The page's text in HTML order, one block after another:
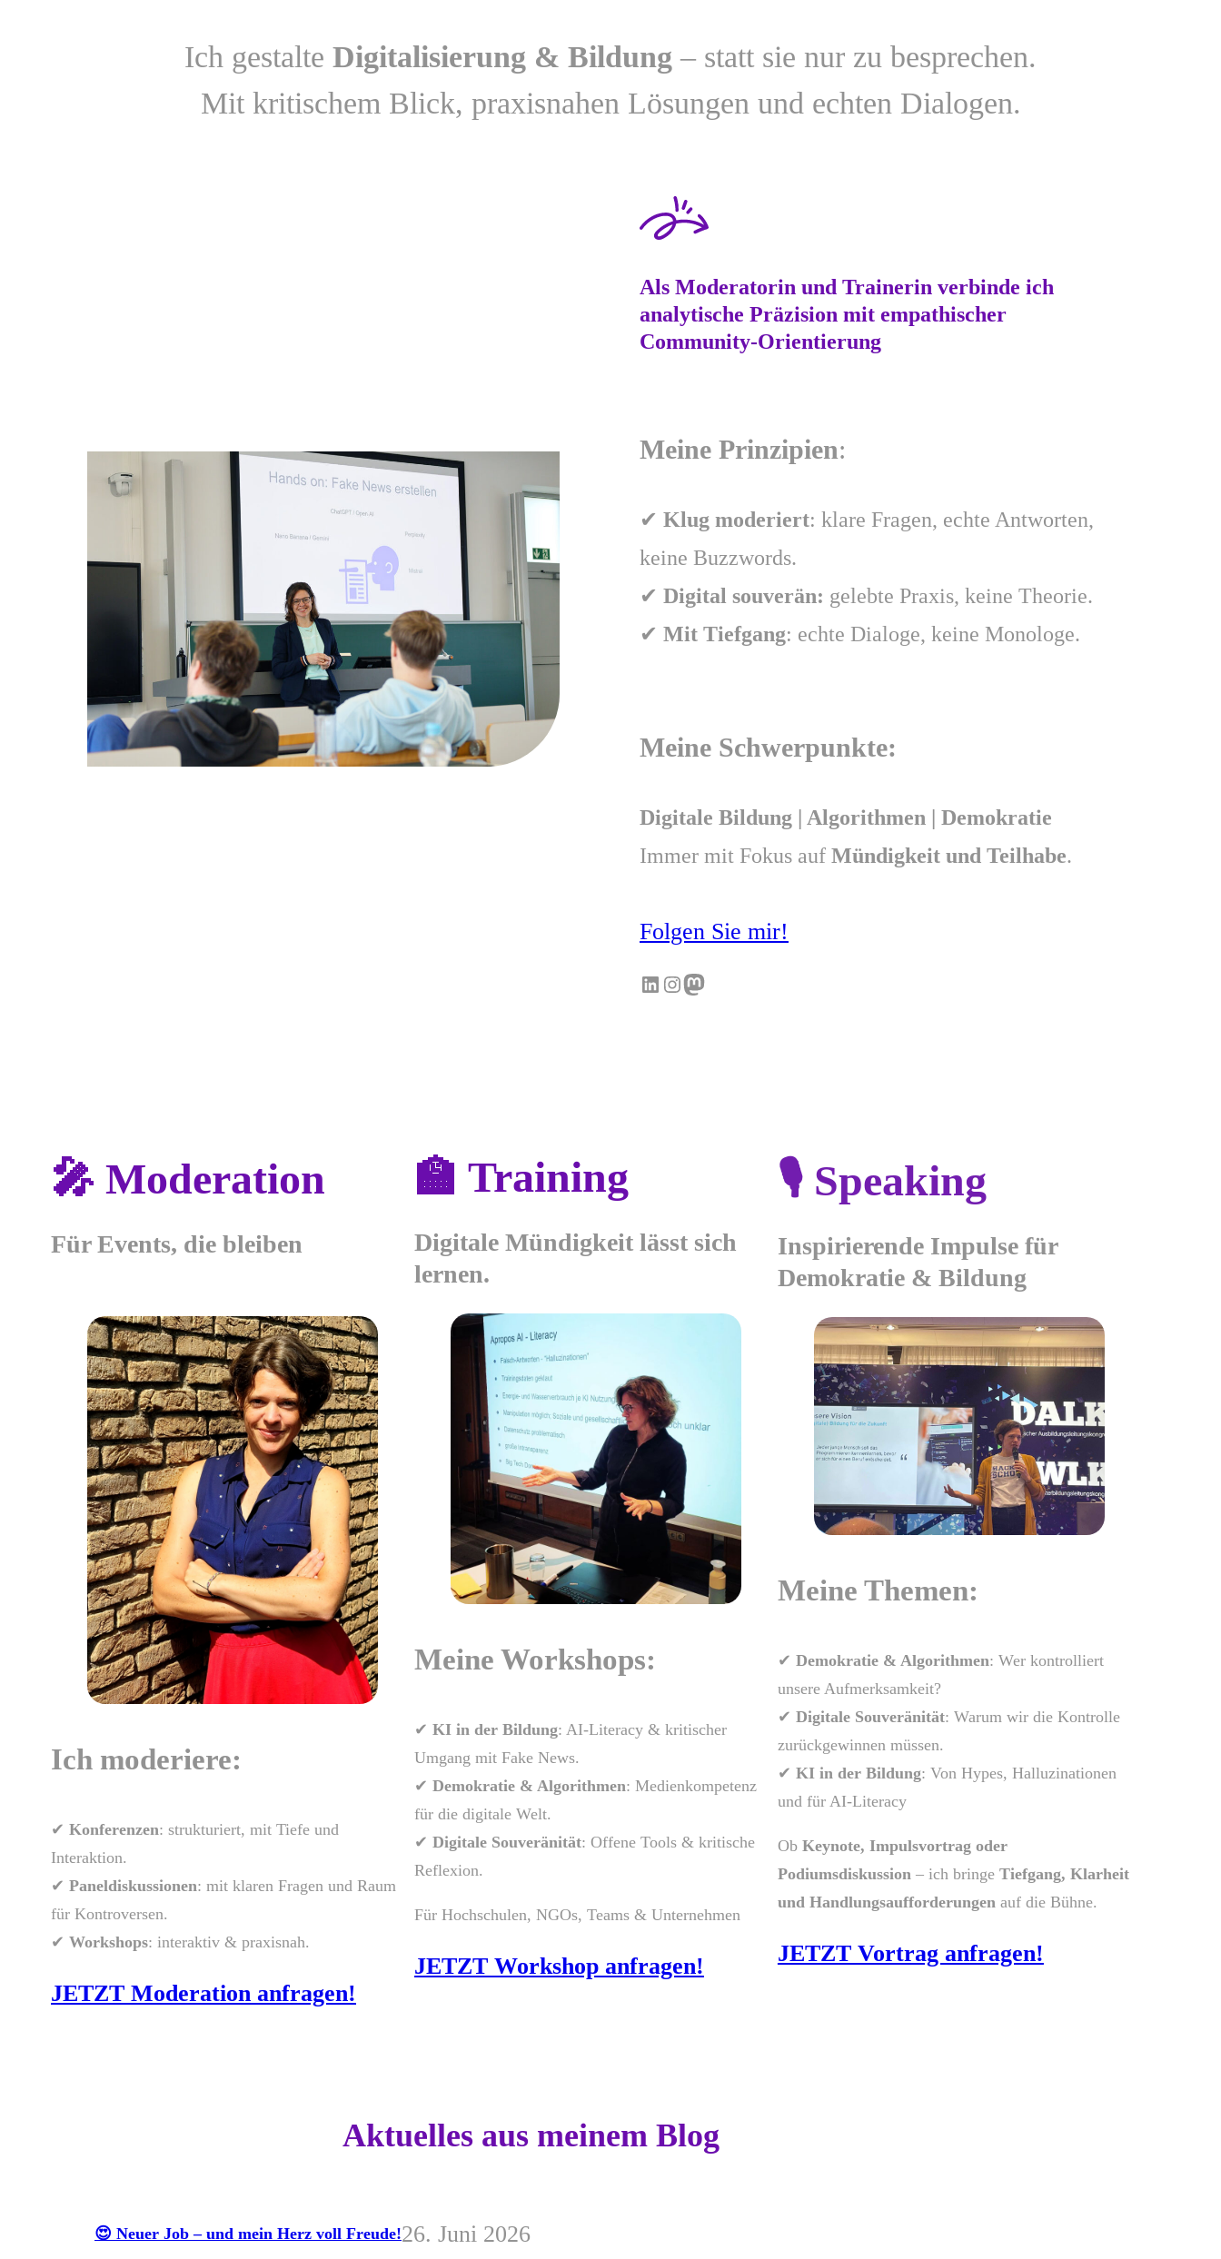
Ich gestalte Digitalisierung & Bildung – statt sie nur zu besprechen.
Mit kritischem Blick, praxisnahen Lösungen und echten Dialogen.
Als Moderatorin und Trainerin verbinde ich
analytische Präzision mit empathischer
Community-Orientierung
Meine Prinzipien:
✔ Klug moderiert: klare Fragen, echte Antworten,
keine Buzzwords.
✔ Digital souverän: gelebte Praxis, keine Theorie.
✔ Mit Tiefgang: echte Dialoge, keine Monologe.
Meine Schwerpunkte:
Digitale Bildung | Algorithmen | Demokratie
Immer mit Fokus auf Mündigkeit und Teilhabe.
Folgen Sie mir!
LinkedIn Instagram Mastodon
🎤 Moderation
Für Events, die bleiben
Ich moderiere:
✔ Konferenzen: strukturiert, mit Tiefe und
Interaktion.
✔ Paneldiskussionen: mit klaren Fragen und Raum
für Kontroversen.
✔ Workshops: interaktiv & praxisnah.
JETZT Moderation anfragen!
🏫 Training
Digitale Mündigkeit lässt sich
lernen.
Meine Workshops:
✔ KI in der Bildung: AI-Literacy & kritischer
Umgang mit Fake News.
✔ Demokratie & Algorithmen: Medienkompetenz
für die digitale Welt.
✔ Digitale Souveränität: Offene Tools & kritische
Reflexion.
Für Hochschulen, NGOs, Teams & Unternehmen
JETZT Workshop anfragen!
🎙️ Speaking
Inspirierende Impulse für
Demokratie & Bildung
Meine Themen:
✔ Demokratie & Algorithmen: Wer kontrolliert
unsere Aufmerksamkeit?
✔ Digitale Souveränität: Warum wir die Kontrolle
zurückgewinnen müssen.
✔ KI in der Bildung: Von Hypes, Halluzinationen
und für AI-Literacy
Ob Keynote, Impulsvortrag oder
Podiumsdiskussion – ich bringe Tiefgang, Klarheit
und Handlungsaufforderungen auf die Bühne.
JETZT Vortrag anfragen!
Aktuelles aus meinem Blog
😍 Neuer Job – und mein Herz voll Freude!26. Juni 2026